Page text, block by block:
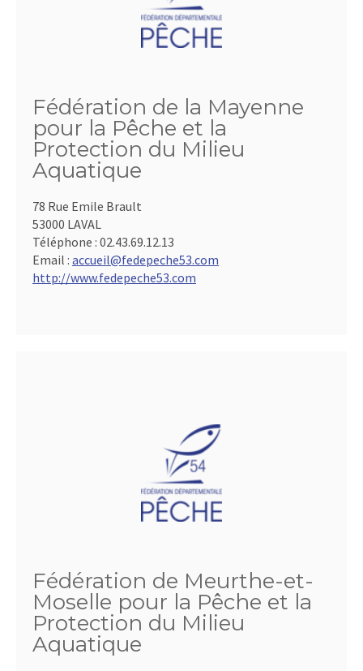
Fédération de la Mayenne
pour la Pêche et la
Protection du Milieu
Aquatique
78 Rue Emile Brault
53000 LAVAL
Téléphone : 02.43.69.12.13
Email : accueil@fedepeche53.com
http://www.fedepeche53.com
Fédération de Meurthe-et-
Moselle pour la Pêche et la
Protection du Milieu
Aquatique